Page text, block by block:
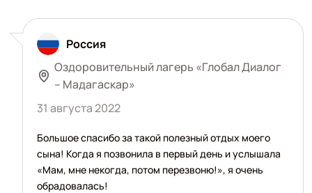
Россия
Оздоровительный лагерь «Глобал Диалог
– Мадагаскар»
31 августа 2022
Большое спасибо за такой полезный отдых моего
сына! Когда я позвонила в первый день и услышала
«Мам, мне некогда, потом перезвоню!», я очень
обрадовалась!